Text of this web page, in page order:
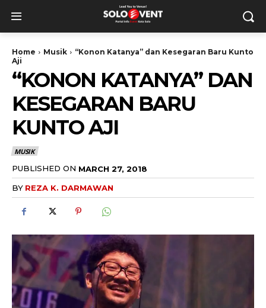
Home Musik
“Konon Katanya” dan Kesegaran Baru Kunto
Aji
“KONON KATANYA” DAN
KESEGARAN BARU
KUNTO AJI
MUSIK
PUBLISHED ON MARCH 27, 2018
BY REZA K. DARMAWAN